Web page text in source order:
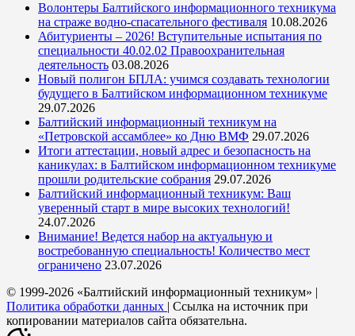
Волонтеры Балтийского информационного техникума
на страже водно-спасательного фестиваля 10.08.2026
Абитуриенты – 2026! Вступительные испытания по
специальности 40.02.02 Правоохранительная
деятельность 03.08.2026
Новый полигон БПЛА: учимся создавать технологии
будущего в Балтийском информационном техникуме
29.07.2026
Балтийский информационный техникум на
«Петровской ассамблее» ко Дню ВМФ 29.07.2026
Итоги аттестации, новый адрес и безопасность на
каникулах: в Балтийском информационном техникуме
прошли родительские собрания 29.07.2026
Балтийский информационный техникум: Ваш
уверенный старт в мире высоких технологий!
24.07.2026
Внимание! Ведется набор на актуальную и
востребованную специальность! Количество мест
ограничено 23.07.2026
© 1999-2026 «Балтийский информационный техникум» |
Политика обработки данных | Ссылка на источник при
копировании материалов сайта обязательна.